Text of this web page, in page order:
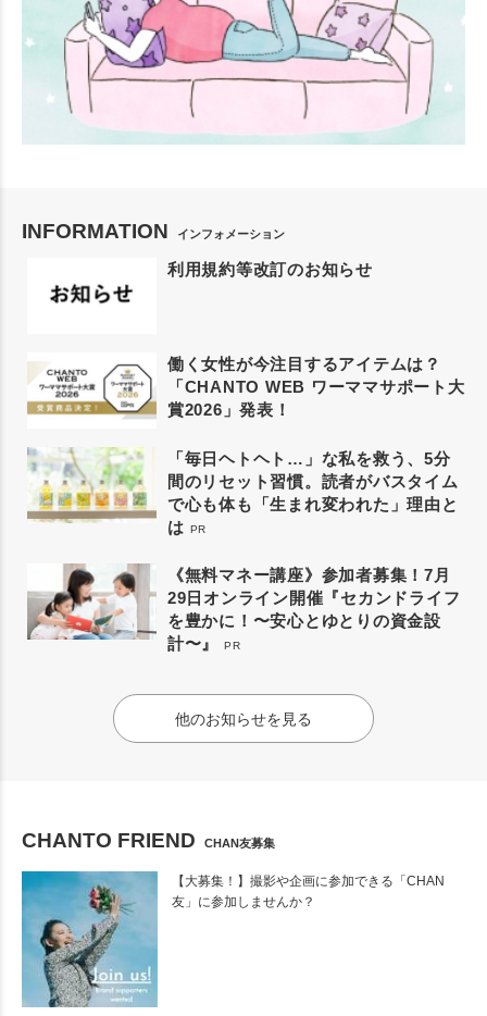
INFORMATION インフォメーション
利用規約等改訂のお知らせ
働く女性が今注目するアイテムは？
「CHANTO WEB ワーママサポート大
賞2026」発表！
「毎日ヘトヘト…」な私を救う、5分
間のリセット習慣。読者がバスタイム
で心も体も「生まれ変われた」理由と
は PR
《無料マネー講座》参加者募集！7月
29日オンライン開催『セカンドライフ
を豊かに！〜安心とゆとりの資金設
計〜』
PR
他のお知らせを見る
CHANTO FRIEND CHAN友募集
【大募集！】撮影や企画に参加できる「CHAN
友」に参加しませんか？